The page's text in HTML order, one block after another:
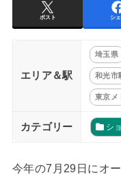
ポスト シ
エリア＆駅
埼玉県
和光市
東京メ
カテゴリー シ
今年の7月29日にオ